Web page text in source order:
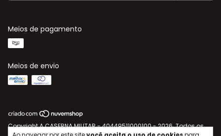
Meios de pagamento
Meios de envio
Copyright A CASERNA MILITAR - 40449511000100 - 2026. Todos os